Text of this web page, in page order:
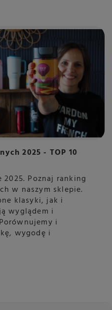
2025 - TOP 10
Poznaj ranking
w naszym sklepie.
klasyki, jak i
wyglądem i
i
wygodę i